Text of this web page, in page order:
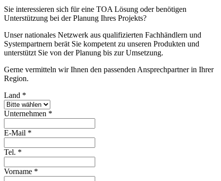
Sie interessieren sich für eine TOA Lösung oder benötigen
Unterstützung bei der Planung Ihres Projekts?
Unser nationales Netzwerk aus qualifizierten Fachhändlern und
Systempartnern berät Sie kompetent zu unseren Produkten und
unterstützt Sie von der Planung bis zur Umsetzung.
Gerne vermitteln wir Ihnen den passenden Ansprechpartner in Ihrer
Region.
Land *
Unternehmen *
E-Mail *
Tel. *
Vorname *